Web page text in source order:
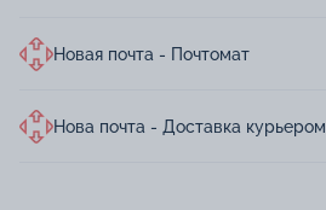
Новая почта - Почтомат
Нова почта - Доставка курьером